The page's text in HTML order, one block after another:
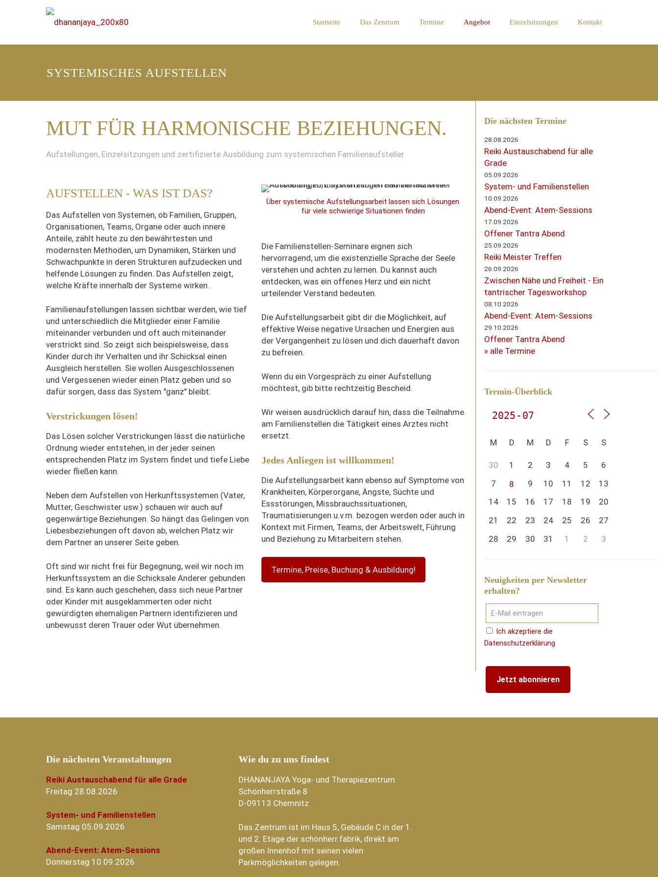
Startseite Das Zentrum Termine Angebot Einzelsitzungen Kontakt
SYSTEMISCHES AUFSTELLEN
MUT FÜR HARMONISCHE BEZIEHUNGEN.
Aufstellungen, Einzelsitzungen und zertifizierte Ausbildung zum systemischen Familienaufsteller
AUFSTELLEN - WAS IST DAS?
Das Aufstellen von Systemen, ob Familien, Gruppen,
Organisationen, Teams, Organe oder auch innere
Anteile, zählt heute zu den bewährtesten und
modernsten Methoden, um Dynamiken, Stärken und
Schwachpunkte in deren Strukturen aufzudecken und
helfende Lösungen zu finden. Das Aufstellen zeigt,
welche Kräfte innerhalb der Systeme wirken.
Familienaufstellungen lassen sichtbar werden, wie tief
und unterschiedlich die Mitglieder einer Familie
miteinander verbunden und oft auch miteinander
verstrickt sind. So zeigt sich beispielsweise, dass
Kinder durch ihr Verhalten und ihr Schicksal einen
Ausgleich herstellen. Sie wollen Ausgeschlossenen
und Vergessenen wieder einen Platz geben und so
dafür sorgen, dass das System "ganz" bleibt.
Verstrickungen lösen!
Das Lösen solcher Verstrickungen lässt die natürliche
Ordnung wieder entstehen, in der jeder seinen
entsprechenden Platz im System findet und tiefe Liebe
wieder fließen kann.
Neben dem Aufstellen von Herkunftssystemen (Vater,
Mutter, Geschwister usw.) schauen wir auch auf
gegenwärtige Beziehungen. So hängt das Gelingen von
Liebesbeziehungen oft davon ab, welchen Platz wir
dem Partner an unserer Seite geben.
Oft sind wir nicht frei für Begegnung, weil wir noch im
Herkunftssystem an die Schicksale Anderer gebunden
sind. Es kann auch geschehen, dass sich neue Partner
oder Kinder mit ausgeklammerten oder nicht
gewürdigten ehemaligen Partnern identifizieren und
unbewusst deren Trauer oder Wut übernehmen.
Über systemische Aufstellungsarbeit lassen sich Lösungen
für viele schwierige Situationen finden
Die Familienstellen-Seminare eignen sich
hervorragend, um die existenzielle Sprache der Seele
verstehen und achten zu lernen. Du kannst auch
entdecken, was ein offenes Herz und ein nicht
urteilender Verstand bedeuten.
Die Aufstellungsarbeit gibt dir die Möglichkeit, auf
effektive Weise negative Ursachen und Energien aus
der Vergangenheit zu lösen und dich dauerhaft davon
zu befreien.
Wenn du ein Vorgespräch zu einer Aufstellung
möchtest, gib bitte rechtzeitig Bescheid.
Wir weisen ausdrücklich darauf hin, dass die Teilnahme
am Familienstellen die Tätigkeit eines Arztes nicht
ersetzt.
Jedes Anliegen ist willkommen!
Die Aufstellungsarbeit kann ebenso auf Symptome von
Krankheiten, Körperorgane, Ängste, Süchte und
Essstörungen, Missbrauchssituationen,
Traumatisierungen u.v.m. bezogen werden oder auch in
Kontext mit Firmen, Teams, der Arbeitswelt, Führung
und Beziehung zu Mitarbeitern stehen.
Termine, Preise, Buchung & Ausbildung!
Die nächsten Termine
28.08.2026
Reiki Austauschabend für alle
Grade
05.09.2026
System- und Familienstellen
10.09.2026
Abend-Event: Atem-Sessions
17.09.2026
Offener Tantra Abend
25.09.2026
Reiki Meister Treffen
26.09.2026
Zwischen Nähe und Freiheit - Ein
tantrischer Tagesworkshop
08.10.2026
Abend-Event: Atem-Sessions
29.10.2026
Offener Tantra Abend
» alle Termine
Termin-Überblick
M D M D F S S
30 1 2 3 4 5
6
7
8 9 10 11 12
13
14
15 16 17 18 19
20
21
22 23 24 25 26
27
28
29 30 31 1 2 3
Neuigkeiten per Newsletter
erhalten?
Ich akzeptiere die
Datenschutzerklärung
Die nächsten Veranstaltungen
Reiki Austauschabend für alle Grade
Freitag 28.08.2026
System- und Familienstellen
Samstag 05.09.2026
Abend-Event: Atem-Sessions
Donnerstag 10.09.2026
Wie du zu uns findest
DHANANJAYA Yoga- und Therapiezentrum
Schönherrstraße 8
D-09113 Chemnitz
Das Zentrum ist im Haus 5, Gebäude C in der 1.
und 2. Etage der schönherr.fabrik, direkt am
großen Innenhof mit seinen vielen
Parkmöglichkeiten gelegen.